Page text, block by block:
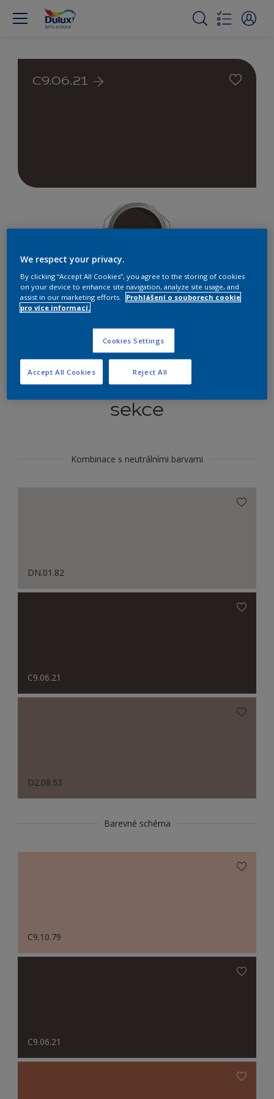
C9.06.21
Najít výrobek v tomto odstínu
Koordinovat barevné
sekce
Kombinace s neutrálními barvami
DN.01.82
C9.06.21
D2.08.53
Barevné schéma
C9.10.79
C9.06.21
We respect your privacy.
By clicking “Accept All Cookies”, you agree to the storing of cookies
on your device to enhance site navigation, analyze site usage, and
assist in our marketing efforts.
Prohlášení o souborech cookie
pro více informací.
Cookies Settings
Reject All
Accept All Cookies